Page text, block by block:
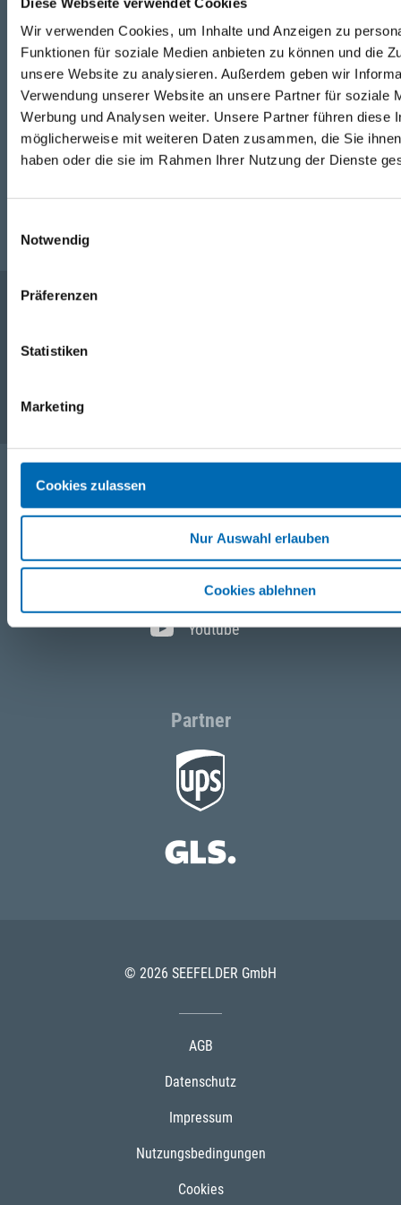
Wir verwenden Cookies, um Inhalte und Anzeigen zu
Funktionen für soziale Medien anbieten zu können und die
unsere Website zu analysieren. Außerdem geben wir
Verwendung unserer Website an unsere Partner für soziale
Werbung und Analysen weiter. Unsere Partner führen diese
möglicherweise mit weiteren Daten zusammen, die Sie
haben oder die sie im Rahmen Ihrer Nutzung der Dienste
Notwendig
Präferenzen
Statistiken
Marketing
Cookies zulassen
Nur Auswahl erlauben
Cookies ablehnen
+49 871 973 899(Mo - Fr: 07:00 - 18:00 Uhr)
WhatsApp
+49 (0)151 172 082 54
post@seefelder.net
Folgen Sie uns
Facebook
Instagram
Youtube
Partner
© 2026 SEEFELDER GmbH
AGB
Datenschutz
Impressum
Nutzungsbedingungen
Cookies